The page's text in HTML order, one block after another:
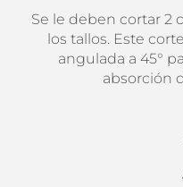
Se le deben cortar 2
los tallos. Este
angulada a 45°
absorción